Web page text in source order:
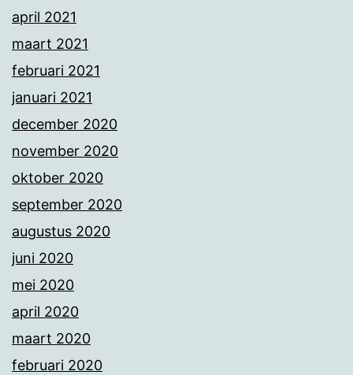
april 2021
maart 2021
februari 2021
januari 2021
december 2020
november 2020
oktober 2020
september 2020
augustus 2020
juni 2020
mei 2020
april 2020
maart 2020
februari 2020